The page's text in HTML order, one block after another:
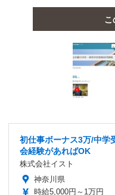
初仕事ボーナス3万/中学
会経験があればOK
株式会社イスト
神奈川県
時給5,000円～1万円